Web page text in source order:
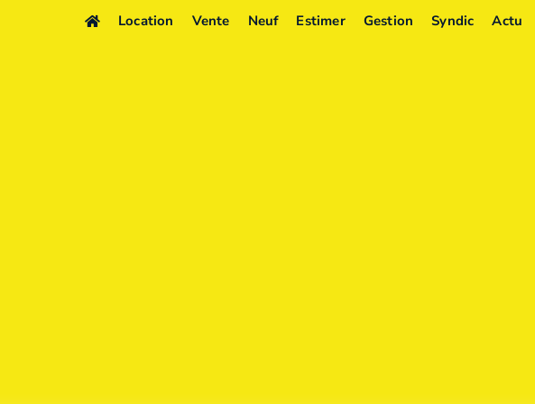
Location Vente Neuf Estimer Gestion Syndic Actu